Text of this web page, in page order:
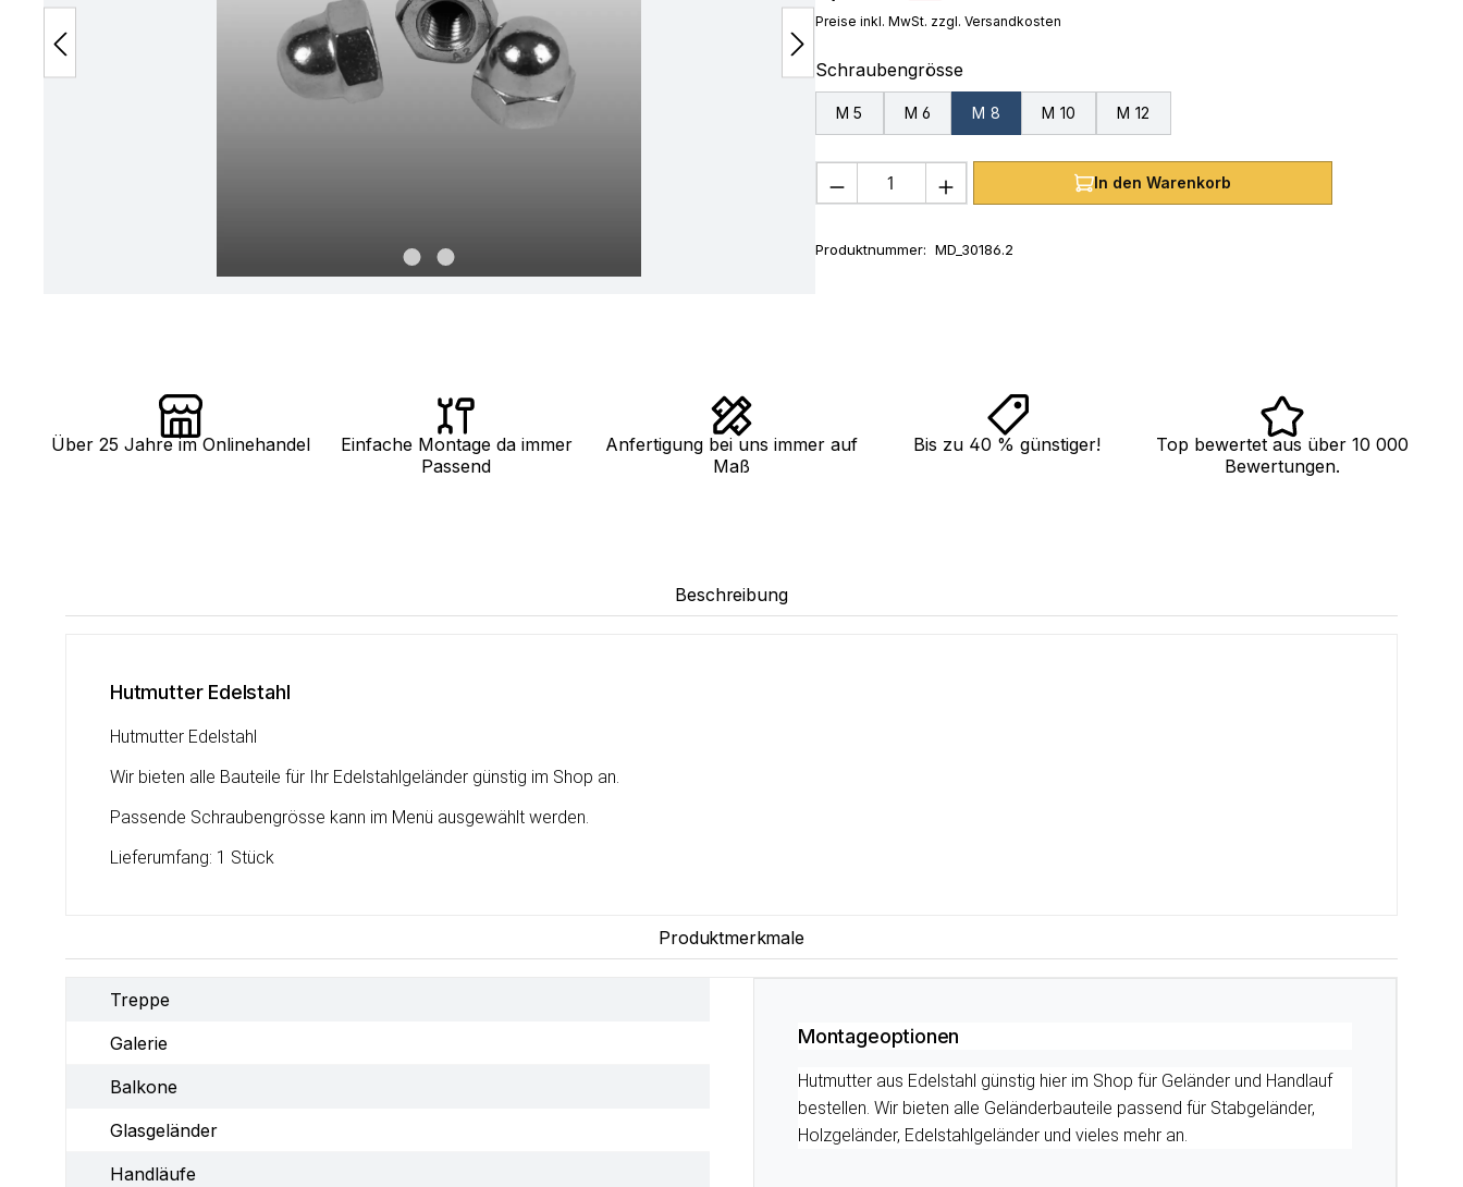
Preise inkl. MwSt. zzgl. Versandkosten
Schraubengrösseauswählen
M 5 M 6 M 8 M 10 M 12
Produkt Anzahl: Gib den gewünschten Wert ein
In den Warenkorb
Produktnummer: MD_30186.2
Über 25 Jahre im Onlinehandel
Einfache Montage da immer
Passend
Anfertigung bei uns immer auf
Maß
Bis zu 40 % günstiger!
Top bewertet aus über 10 000
Bewertungen.
Beschreibung
Hutmutter Edelstahl
Hutmutter Edelstahl
Wir bieten alle Bauteile für Ihr Edelstahlgeländer günstig im Shop an.
Passende Schraubengrösse kann im Menü ausgewählt werden.
Lieferumfang: 1 Stück
Produktmerkmale
Treppe
Galerie
Balkone
Glasgeländer
Handläufe
Montageoptionen
Hutmutter aus Edelstahl günstig hier im Shop für Geländer und Handlauf
bestellen. Wir bieten alle Geländerbauteile passend für Stabgeländer,
Holzgeländer, Edelstahlgeländer und vieles mehr an.